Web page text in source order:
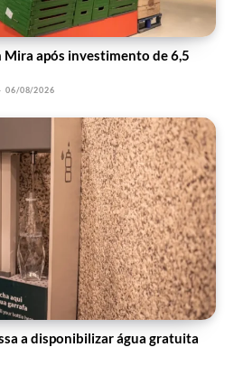
após investimento de 6,5
06/08/2026
a disponibilizar água gratuita